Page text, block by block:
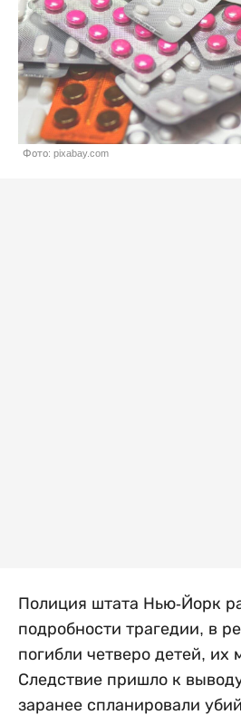
Фото: pixabay.com
Полиция штата Нью-Йорк
подробности трагедии, в
погибли четверо детей, их
Следствие пришло к
заранее спланировали